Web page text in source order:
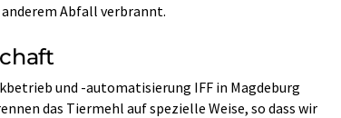
Abfall verbrannt.
und -automatisierung IFF in Magdeburg
das Tiermehl auf spezielle Weise, so dass wir